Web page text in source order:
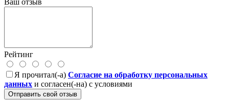
Ваш отзыв
Рейтинг
Я прочитал(-а) Согласие на обработку персональных
данных и согласен(-на) с условиями
Отправить свой отзыв